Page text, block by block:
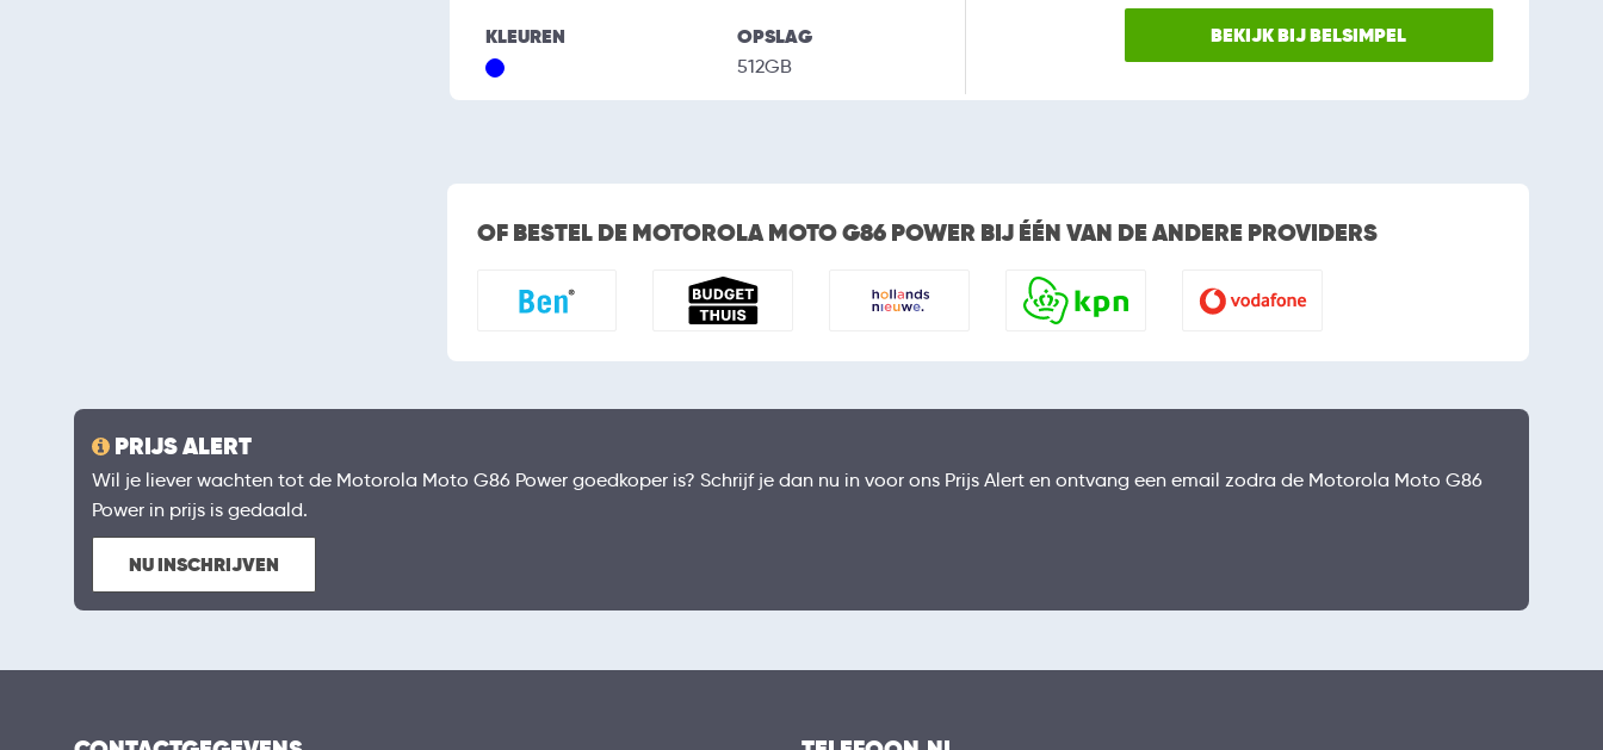
KLEUREN OPSLAG
512GB
BEKIJK BIJ BELSIMPEL
OF BESTEL DE MOTOROLA MOTO G86 POWER BIJ ÉÉN VAN DE ANDERE PROVIDERS
PRIJS ALERT
Wil je liever wachten tot de Motorola Moto G86 Power goedkoper is? Schrijf je dan nu in voor ons Prijs Alert en ontvang een email zodra de Motorola Moto G86
Power in prijs is gedaald.
NU INSCHRIJVEN